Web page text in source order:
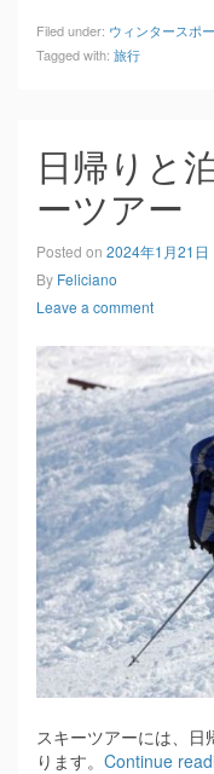
Filed under: ウィンタースポ
Tagged with: 旅行
日帰りと
ーツアー
Posted on 2024年1月21日
By Feliciano
Leave a comment
スキーツアーには、日
ります。 Continue